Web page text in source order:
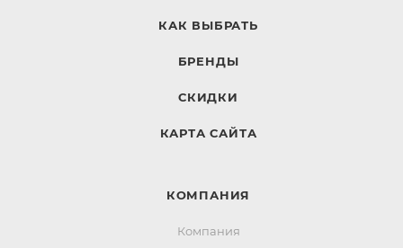
КАК ВЫБРАТЬ
БРЕНДЫ
СКИДКИ
КАРТА САЙТА
КОМПАНИЯ
Компания